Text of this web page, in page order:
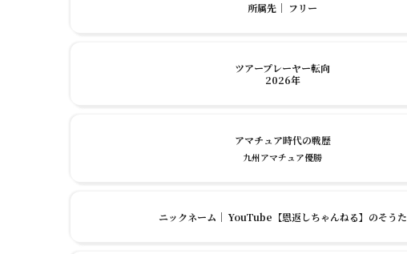
所属先 ｜ フリー
ツアープレーヤー転向
2026年
アマチュア時代の戦歴
九州アマチュア優勝
ニックネーム ｜ YouTube【恩返しちゃんねる】のそうた